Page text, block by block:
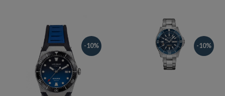
-10% -10%